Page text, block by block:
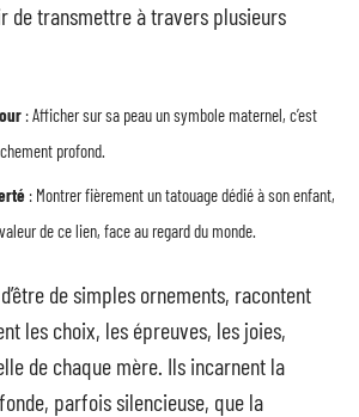
de transmettre à travers plusieurs
: Afficher sur sa peau un symbole maternel, c’est
profond.
: Montrer fièrement un tatouage dédié à son enfant,
de ce lien, face au regard du monde.
de simples ornements, racontent
les choix, les épreuves, les joies,
de chaque mère. Ils incarnent la
parfois silencieuse, que la